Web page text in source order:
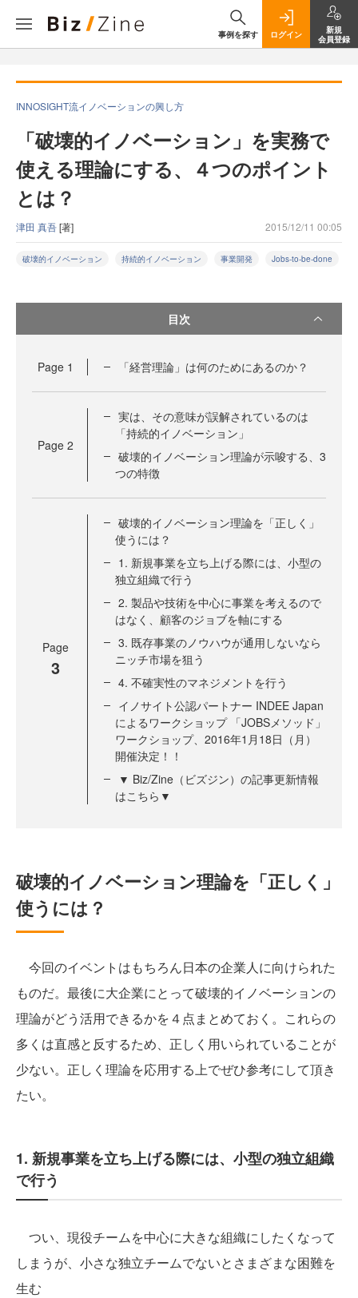
事例を探す ログイン
新規
会員登録
INNOSIGHT流イノベーションの興し方
「破壊的イノベーション」を実務で
使える理論にする、４つのポイント
とは？
津田 真吾[著] 2015/12/11 00:05
破壊的イノベーション 持続的イノベーション 事業開発 Jobs-to-be-done
目次
Page 1 「経営理論」は何のためにあるのか？
Page 2
実は、その意味が誤解されているのは
「持続的イノベーション」
破壊的イノベーション理論が示唆する、3
つの特徴
Page
3
破壊的イノベーション理論を「正しく」
使うには？
1. 新規事業を立ち上げる際には、小型の
独立組織で行う
2. 製品や技術を中心に事業を考えるので
はなく、顧客のジョブを軸にする
3. 既存事業のノウハウが通用しないなら
ニッチ市場を狙う
4. 不確実性のマネジメントを行う
イノサイト公認パートナー INDEE Japan
によるワークショップ 「JOBSメソッド」
ワークショップ、2016年1月18日（月）
開催決定！！
▼ Biz/Zine（ビズジン）の記事更新情報
はこちら▼
破壊的イノベーション理論を「正しく」
使うには？
今回のイベントはもちろん日本の企業人に向けられた
ものだ。最後に大企業にとって破壊的イノベーションの
理論がどう活用できるかを４点まとめておく。これらの
多くは直感と反するため、正しく用いられていることが
少ない。正しく理論を応用する上でぜひ参考にして頂き
たい。
1. 新規事業を立ち上げる際には、小型の独立組織
で行う
つい、現役チームを中心に大きな組織にしたくなって
しまうが、小さな独立チームでないとさまざまな困難を
生む